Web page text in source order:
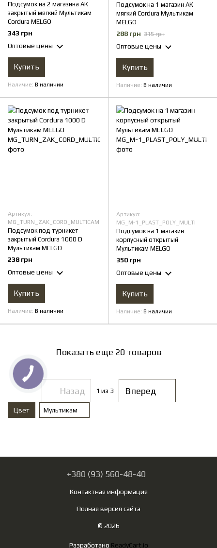
Подсумок на 2 магазина АК
закрытый мягкий Мультикам
Cordura MELGO
343 грн
Оптовые цены
Купить
Наличие В наличии
Подсумок на 1 магазин АК
мягкий Cordura Мультикам
MELGO
288 грн 315 грн
Оптовые цены
Купить
Наличие В наличии
Артикул:
MG_TURN_ZAK_CORD_MULTICAM
Подсумок под турникет
закрытый Cordura 1000 D
Мультикам MELGО
238 грн
Оптовые цены
Купить
Наличие В наличии
Артикул:
MG_М-1_PLAST_POLY_MULTI
Подсумок на 1 магазин
корпусный открытый
Мультикам MELGO
350 грн
Оптовые цены
Купить
Наличие В наличии
Показать еще 20 товаров
Назад 1 из 3 Вперед
Цвет Мультикам
+380 (93) 560-48-40
Контактная информация
Полная версия сайта
© 2026
Разработано ReadyCart.io